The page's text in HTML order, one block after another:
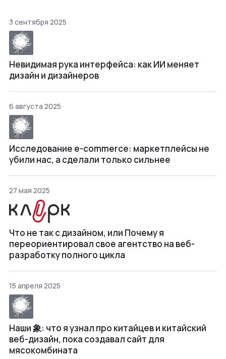
3 сентября 2025
Невидимая рука интерфейса: как ИИ меняет
дизайн и дизайнеров
6 августа 2025
Исследование e-commerce: маркетплейсы не
убили нас, а сделали только сильнее
27 мая 2025
Что не так с дизайном, или Почему я
переориентировал свое агентство на веб-
разработку полного цикла
15 апреля 2025
Наши 象: что я узнал про китайцев и китайский
веб-дизайн, пока создавал сайт для
мясокомбината